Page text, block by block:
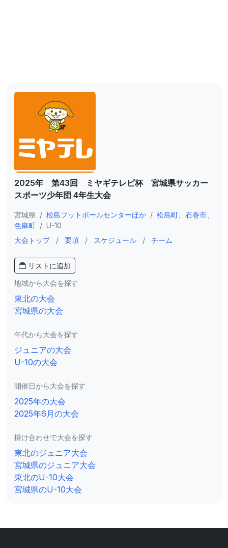
2025年 第43回 ミヤギテレビ杯 宮城県サッカー
スポーツ少年団 4年生大会
宮城県 / 松島フットボールセンターほか / 松島町、石巻市、
色麻町 / U-10
大会トップ
/ 要項 / スケジュール / チーム
リストに追加
地域から大会を探す
東北の大会
宮城県の大会
年代から大会を探す
ジュニアの大会
U-10の大会
開催日から大会を探す
2025年の大会
2025年6月の大会
掛け合わせで大会を探す
東北のジュニア大会
宮城県のジュニア大会
東北のU-10大会
宮城県のU-10大会